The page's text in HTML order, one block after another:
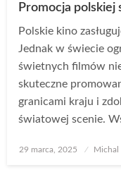
Promocja
Polskie kino
Jednak w świecie
świetnych filmów
skuteczne
granicami kraju i
światowej scenie.
Opublikowane
29 marca, 2025 Michal